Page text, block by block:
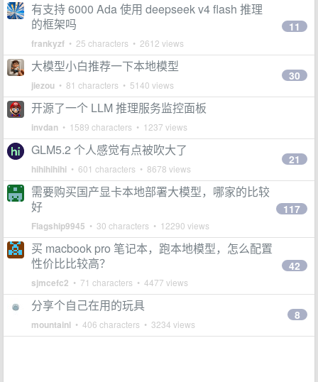
有支持 6000 Ada 使用 deepseek v4 flash 推理
的框架吗
frankyzf • 25 characters • 2612 views
11
大模型小白推荐一下本地模型
jiezou • 81 characters • 5140 views
30
开源了一个 LLM 推理服务监控面板
invdan • 1589 characters • 1237 views
GLM5.2 个人感觉有点被吹大了
hihihihihi • 601 characters • 8678 views
21
需要购买国产显卡本地部署大模型，哪家的比较
好
Flagship9945 • 30 characters • 12290 views
117
买 macbook pro 笔记本，跑本地模型，怎么配置
性价比比较高？
sjmcefc2 • 71 characters • 4477 views
42
分享个自己在用的玩具
mountainl • 406 characters • 3234 views
8